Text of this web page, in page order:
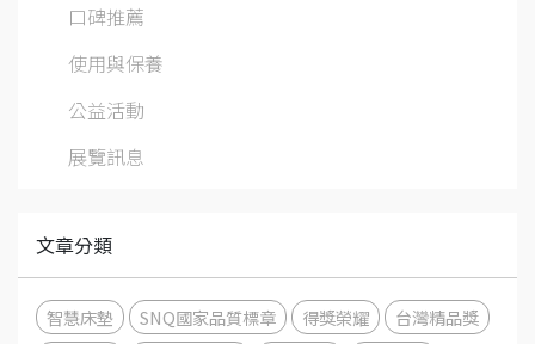
口碑推薦
使用與保養
公益活動
展覽訊息
文章分類
智慧床墊 SNQ國家品質標章 得獎榮耀
台灣精品獎